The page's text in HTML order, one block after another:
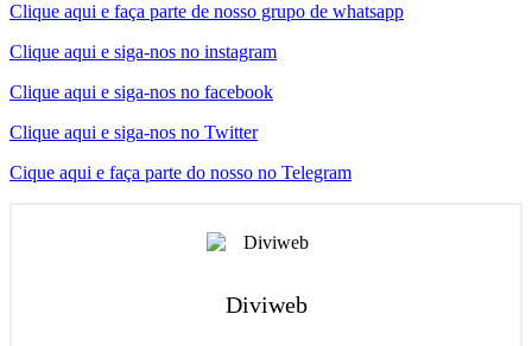
Clique aqui e faça parte de nosso grupo de whatsapp
Clique aqui e siga-nos no instagram
Clique aqui e siga-nos no facebook
Clique aqui e siga-nos no Twitter
Cique aqui e faça parte do nosso no Telegram
Diviweb